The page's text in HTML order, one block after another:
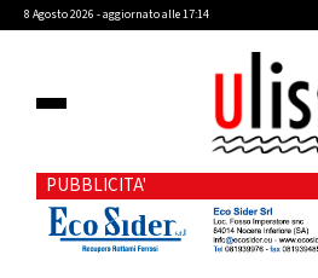
8 Agosto 2026 - aggiornato alle 17:14
PUBBLICITA'